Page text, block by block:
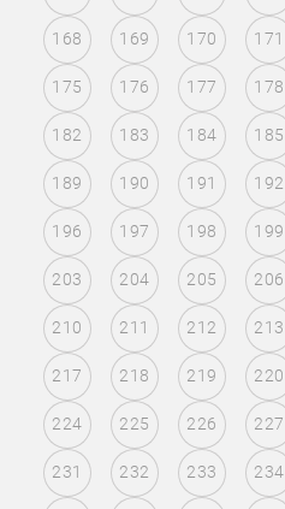
168 169 170 171
175 176 177 178
182 183 184 185
189 190 191 192
196 197 198 199
203 204 205 206
210 211 212 213
217 218 219 220
224 225 226 227
231 232 233 234